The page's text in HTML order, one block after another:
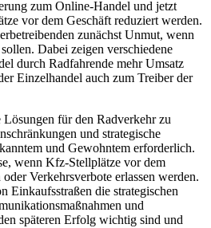
zum Online-Handel und jetzt
vor dem Geschäft reduziert werden.
zunächst Unmut, wenn
Dabei zeigen verschiedene
durch Radfahrende mehr Umsatz
Einzelhandel auch zum Treiber der
für den Radverkehr zu
und strategische
und Gewohntem erforderlich.
wenn Kfz-Stellplätze vor dem
Verkehrsverbote erlassen werden.
Einkaufsstraßen die strategischen
und
späteren Erfolg wichtig sind und